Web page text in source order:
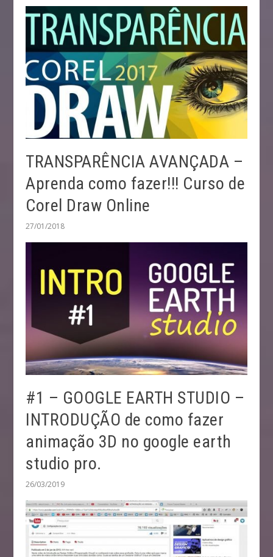
TRANSPARÊNCIA AVANÇADA –
Aprenda como fazer!!! Curso de
Corel Draw Online
27/01/2018
#1 – GOOGLE EARTH STUDIO –
INTRODUÇÃO de como fazer
animação 3D no google earth
studio pro.
26/03/2019